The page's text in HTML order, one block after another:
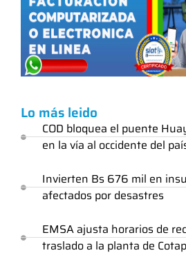
Lo más leido
COD bloquea el puente
en la vía al occidente del
Invierten Bs 676 mil en
afectados por desastres
EMSA ajusta horarios de
traslado a la planta de